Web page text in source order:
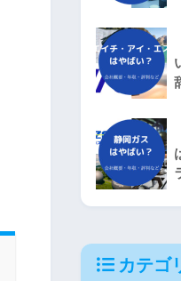
カテゴ